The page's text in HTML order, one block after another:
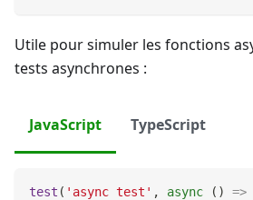
Utile pour simuler les fonctions
tests asynchrones :
JavaScript TypeScript
test ( 'async test' , async ( ) =>